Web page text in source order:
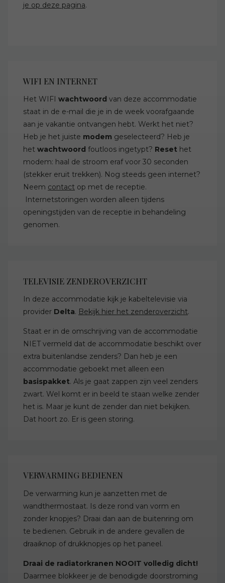
je op deze pagina.
WIFI EN INTERNET
Het WIFI wachtwoord van deze accommodatie
staat in de e-mail die je in de week voorafgaande
aan je vakantie ontvangen hebt. Werkt het niet?
Heb je het juiste modem geselecteerd? Heb je
het wachtwoord foutloos ingetypt? Reset het
modem: haal de stroom eraf voor 30 seconden
(stekker eruit trekken). Nog steeds geen internet?
Neem contact op met de receptie.
Internetstoringen worden alleen tijdens
openingstijden van de receptie in behandeling
genomen.
TELEVISIE ZENDEROVERZICHT
In deze accommodatie kijk je kabeltelevisie via
provider Delta. Bekijk hier het zenderoverzicht.
Staat er in de omschrijving van de accommodatie
NIET vermeld dat de accommodatie beschikt over
extra buitenlandse zenders? Dan heb je een
accommodatie geboekt met alleen een
basispakket. Als je gaat zappen zijn veel zenders
zwart. Wel komt er in beeld te staan welke zender
het is. Maar je kunt de zender dan niet bekijken.
Dat hoort zo. Er is geen storing.
VERWARMING BEDIENEN
De verwarming kun je aanzetten met de
wandthermostaat. Is deze rond van vorm en
zonder knopjes? Draai dan aan de buitenring om
te bedienen. Gebruik in de andere gevallen de
draaiknop of drukknopjes op het paneel.
Draai de radiatorkranen NOOIT volledig dicht!
Daarmee blokkeer je de benodigde doorstroming